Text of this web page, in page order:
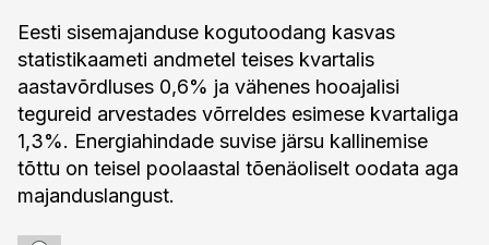
Eesti sisemajanduse kogutoodang kasvas
statistikaameti andmetel teises kvartalis
aastavõrdluses 0,6% ja vähenes hooajalisi
tegureid arvestades võrreldes esimese kvartaliga
1,3%. Energiahindade suvise järsu kallinemise
tõttu on teisel poolaastal tõenäoliselt oodata aga
majanduslangust.